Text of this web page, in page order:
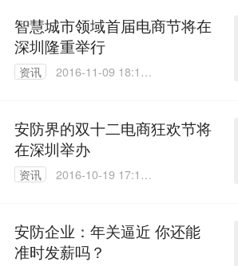
智慧城市领域首届电商节将在
深圳隆重举行
资讯
2016-11-09 18:10:
安防界的双十二电商狂欢节将
在深圳举办
资讯
2016-10-19 17:11:
安防企业：年关逼近 你还能
准时发薪吗？